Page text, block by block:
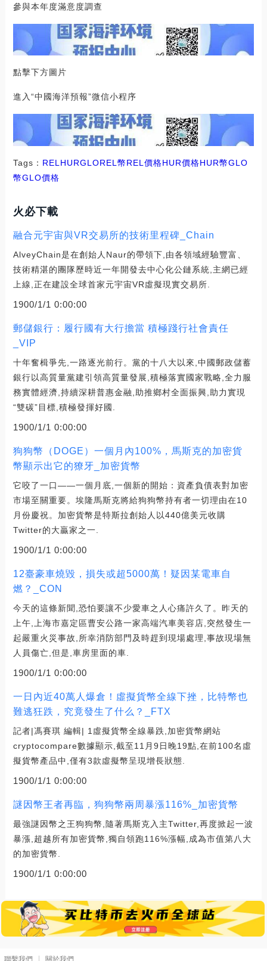
參與本年度滿意度調查
點擊下方圖片
進入“中國海洋預報”微信小程序
Tags： RELHURGLOREL幣REL價格HUR價格HUR幣GLO
幣GLO價格
火必下載
融合元宇宙與VR交易所的技術里程碑_Chain
AlveyChain是在創始人Naur的帶領下,由各領域經驗豐富、
技術精湛的團隊歷時近一年開發去中心化公鏈系統,主網已經
上線,正在建設全球首家元宇宙VR虛擬現實交易所.
1900/1/1 0:00:00
郵儲銀行：履行國有大行擔當 積極踐行社會責任
_VIP
十年奮楫爭先,一路逐光前行。黨的十八大以來,中國郵政儲蓄
銀行以高質量黨建引領高質量發展,積極落實國家戰略,全力服
務實體經濟,持續深耕普惠金融,助推鄉村全面振興,助力實現
“雙碳”目標,積極發揮好國.
1900/1/1 0:00:00
狗狗幣（DOGE）一個月內100%，馬斯克的加密貨
幣顯示出它的獠牙_加密貨幣
它咬了一口——一個月底,一個新的開始：資產負債表對加密
市場至關重要。埃隆馬斯克將給狗狗幣持有者一切理由在10
月份慶祝。加密貨幣是特斯拉創始人以440億美元收購
Twitter的大贏家之一.
1900/1/1 0:00:00
12臺豪車燒毀，損失或超5000萬！疑因某電車自
燃？_CON
今天的這條新聞,恐怕要讓不少愛車之人心痛許久了。昨天的
上午,上海市嘉定區曹安公路一家高端汽車美容店,突然發生一
起嚴重火災事故,所幸消防部門及時趕到現場處理,事故現場無
人員傷亡,但是,車房里面的車.
1900/1/1 0:00:00
一日內近40萬人爆倉！虛擬貨幣全線下挫，比特幣也
難逃狂跌，究竟發生了什么？_FTX
記者|馮賽琪 編輯| 1虛擬貨幣全線暴跌,加密貨幣網站
cryptocompare數據顯示,截至11月9日晚19點,在前100名虛
擬貨幣產品中,僅有3款虛擬幣呈現增長狀態.
1900/1/1 0:00:00
謎因幣王者再臨，狗狗幣兩周暴漲116%_加密貨幣
最強謎因幣之王狗狗幣,隨著馬斯克入主Twitter,再度掀起一波
暴漲,超越所有加密貨幣,獨自領跑116%漲幅,成為市值第八大
的加密貨幣.
1900/1/1 0:00:00